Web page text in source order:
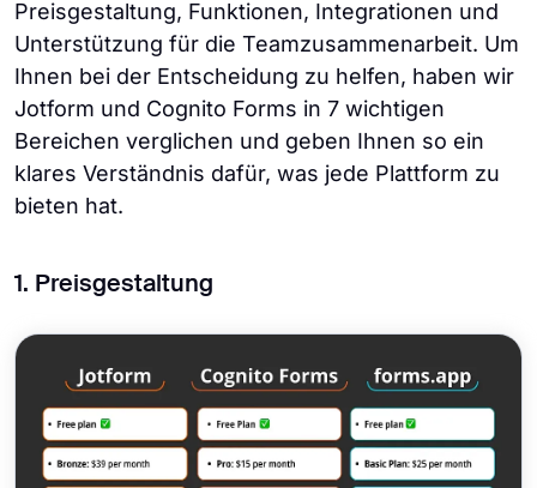
Preisgestaltung, Funktionen, Integrationen und
Unterstützung für die Teamzusammenarbeit. Um
Ihnen bei der Entscheidung zu helfen, haben wir
Jotform und Cognito Forms in 7 wichtigen
Bereichen verglichen und geben Ihnen so ein
klares Verständnis dafür, was jede Plattform zu
bieten hat.
1. Preisgestaltung